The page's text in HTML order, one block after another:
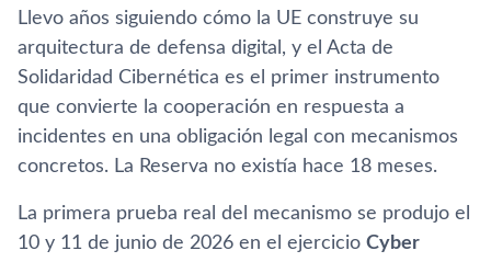
Llevo años siguiendo cómo la UE construye su
arquitectura de defensa digital, y el Acta de
Solidaridad Cibernética es el primer instrumento
que convierte la cooperación en respuesta a
incidentes en una obligación legal con mecanismos
concretos. La Reserva no existía hace 18 meses.
La primera prueba real del mecanismo se produjo el
10 y 11 de junio de 2026 en el ejercicio Cyber